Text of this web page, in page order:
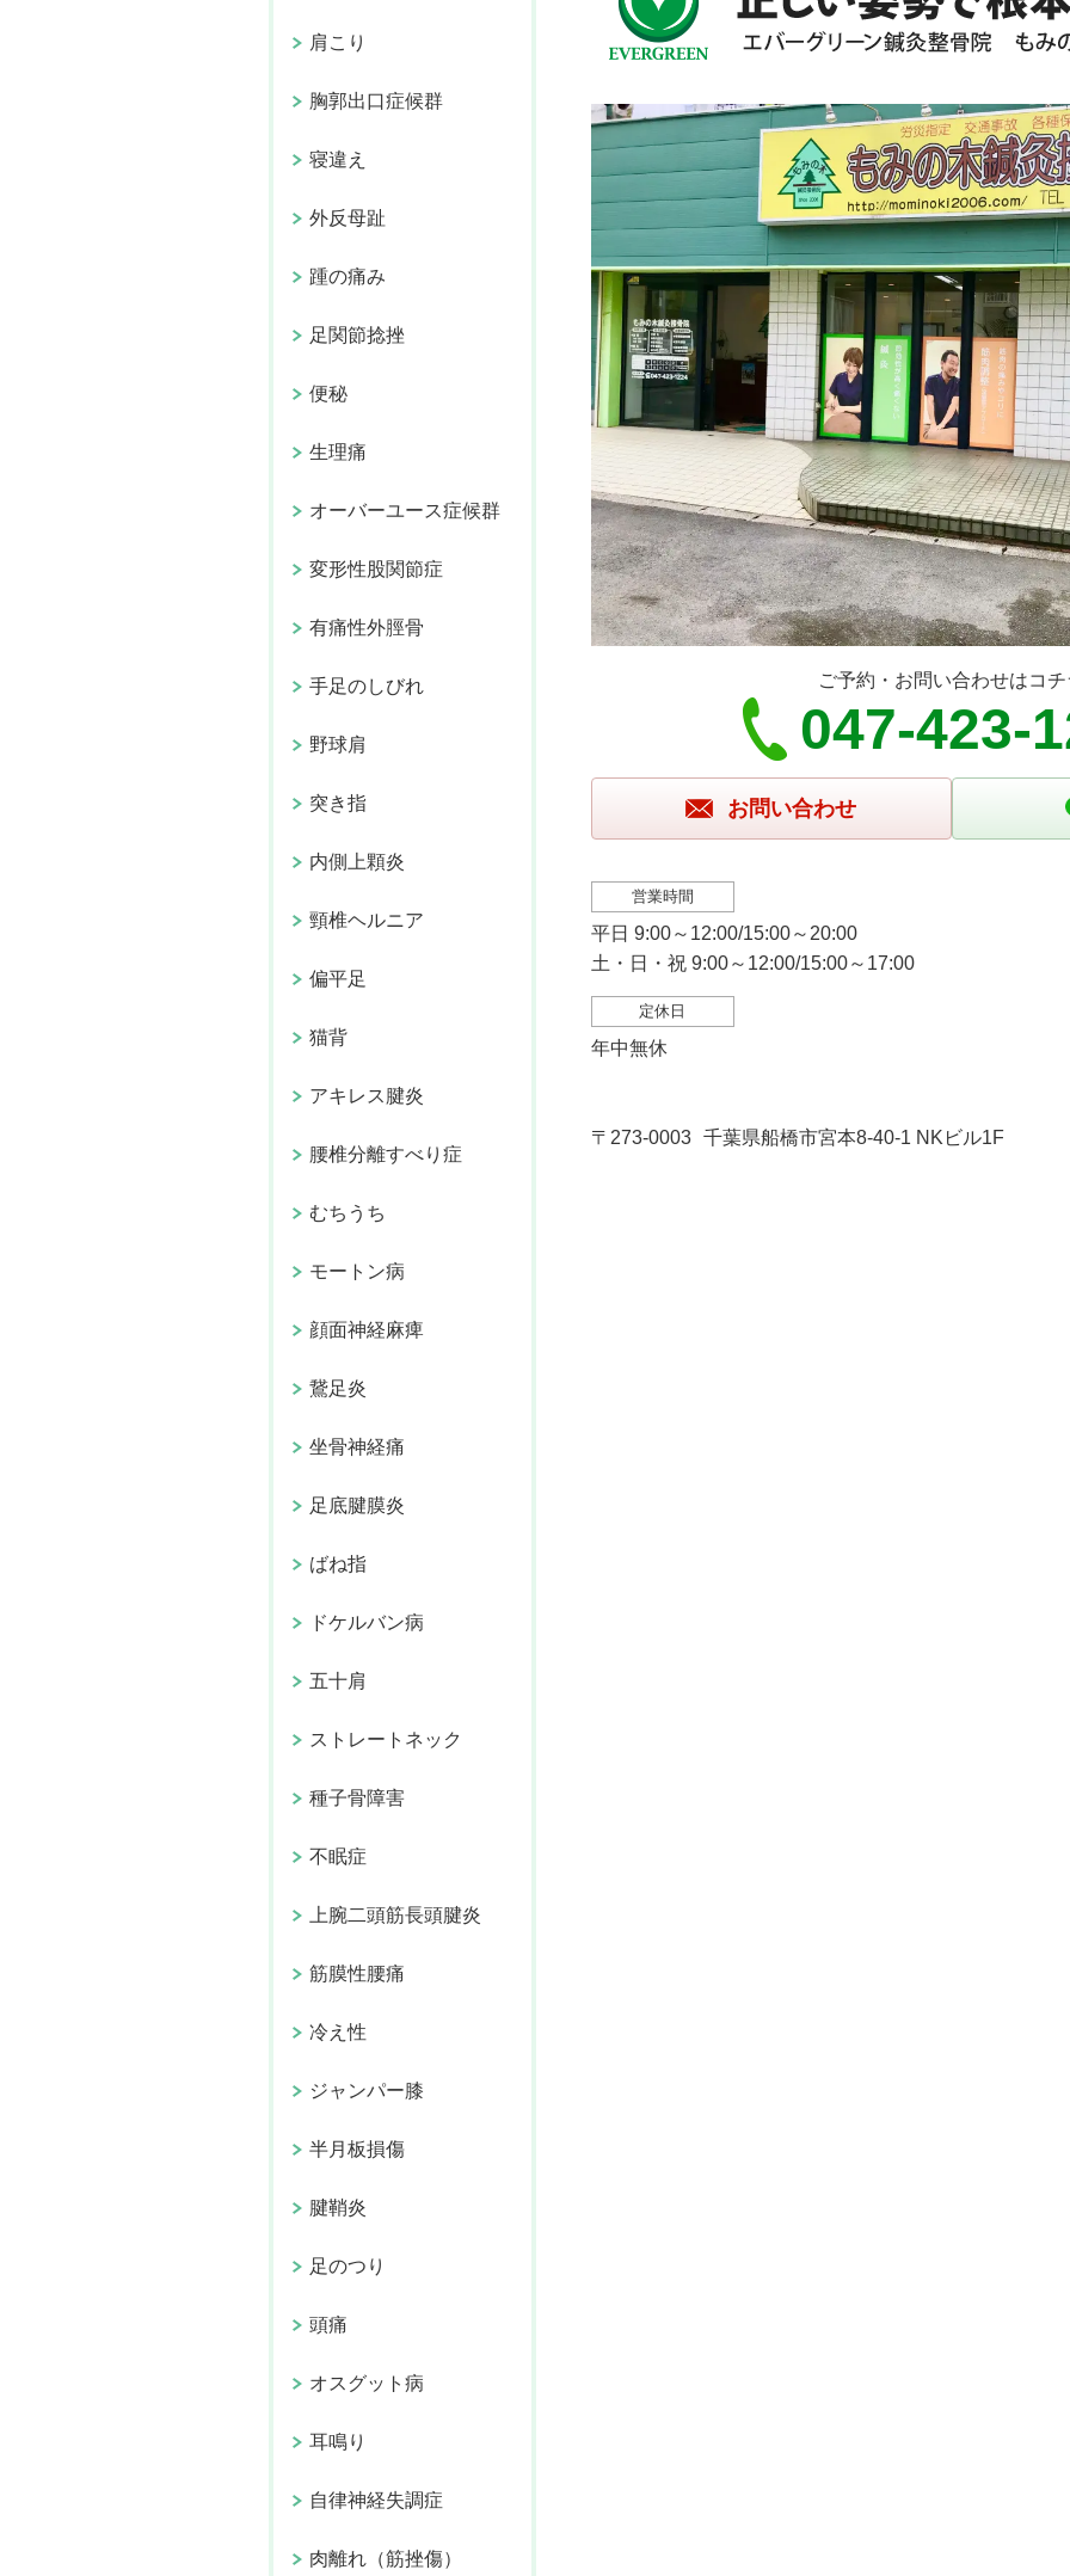
ご予約・お問い合わせはコ
047-423-
お問い合わせ
営業時間
平日 9:00～12:00/15:00～20:00
土・日・祝 9:00～12:00/15:00～17:00
定休日
年中無休
〒273-0003 千葉県船橋市宮本8-40-1 NKビル1F
肩こり
胸郭出口症候群
寝違え
外反母趾
踵の痛み
足関節捻挫
便秘
生理痛
オーバーユース症候群
変形性股関節症
有痛性外脛骨
手足のしびれ
野球肩
突き指
内側上顆炎
頸椎ヘルニア
偏平足
猫背
アキレス腱炎
腰椎分離すべり症
むちうち
モートン病
顔面神経麻痺
鵞足炎
坐骨神経痛
足底腱膜炎
ばね指
ドケルバン病
五十肩
ストレートネック
種子骨障害
不眠症
上腕二頭筋長頭腱炎
筋膜性腰痛
冷え性
ジャンパー膝
半月板損傷
腱鞘炎
足のつり
頭痛
オスグット病
耳鳴り
自律神経失調症
肉離れ（筋挫傷）